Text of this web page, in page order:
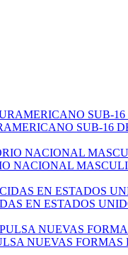
SUB-16
NACIONAL
EN ESTADOS
NUEVAS